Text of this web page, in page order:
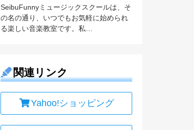
SeibuFunnyミュージックスクールは、そ
の名の通り、いつでもお気軽に始められ
る楽しい音楽教室です。私…
関連リンク
Yahoo!ショッピング